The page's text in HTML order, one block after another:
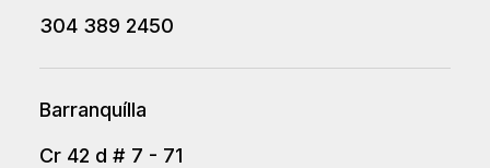
304 389 2450
Barranquílla
Cr 42 d # 7 - 71